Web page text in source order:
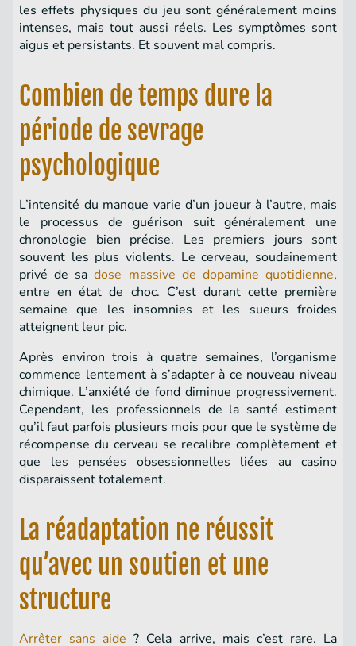
les effets physiques du jeu sont généralement moins
intenses, mais tout aussi réels. Les symptômes sont
aigus et persistants. Et souvent mal compris.
Combien de temps dure la
période de sevrage
psychologique
L’intensité du manque varie d’un joueur à l’autre, mais
le processus de guérison suit généralement une
chronologie bien précise. Les premiers jours sont
souvent les plus violents. Le cerveau, soudainement
privé de sadose massive de dopamine quotidienne,
entre en état de choc. C’est durant cette première
semaine que les insomnies et les sueurs froides
atteignent leur pic.
Après environ trois à quatre semaines, l’organisme
commence lentement à s’adapter à ce nouveau niveau
chimique. L’anxiété de fond diminue progressivement.
Cependant, les professionnels de la santé estiment
qu’il faut parfois plusieurs mois pour que le système de
récompense du cerveau se recalibre complètement et
que les pensées obsessionnelles liées au casino
disparaissent totalement.
La réadaptation ne réussit
qu’avec un soutien et une
structure
Arrêter sans aide ? Cela arrive, mais c’est rare. La